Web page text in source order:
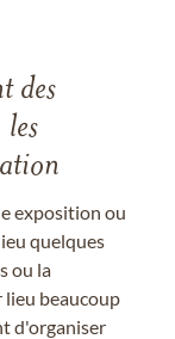
des
exposition ou
quelques
ou la
beaucoup
d'organiser